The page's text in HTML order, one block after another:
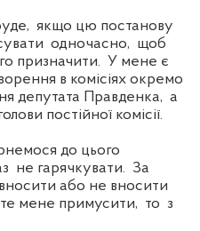
якщо цю постанову
одночасно, щоб
призначити. У мене є
в комісіях окремо
депутата Правденка, а
постійної комісії.
до цього
не гарячкувати. За
або не вносити
мене примусити, то з